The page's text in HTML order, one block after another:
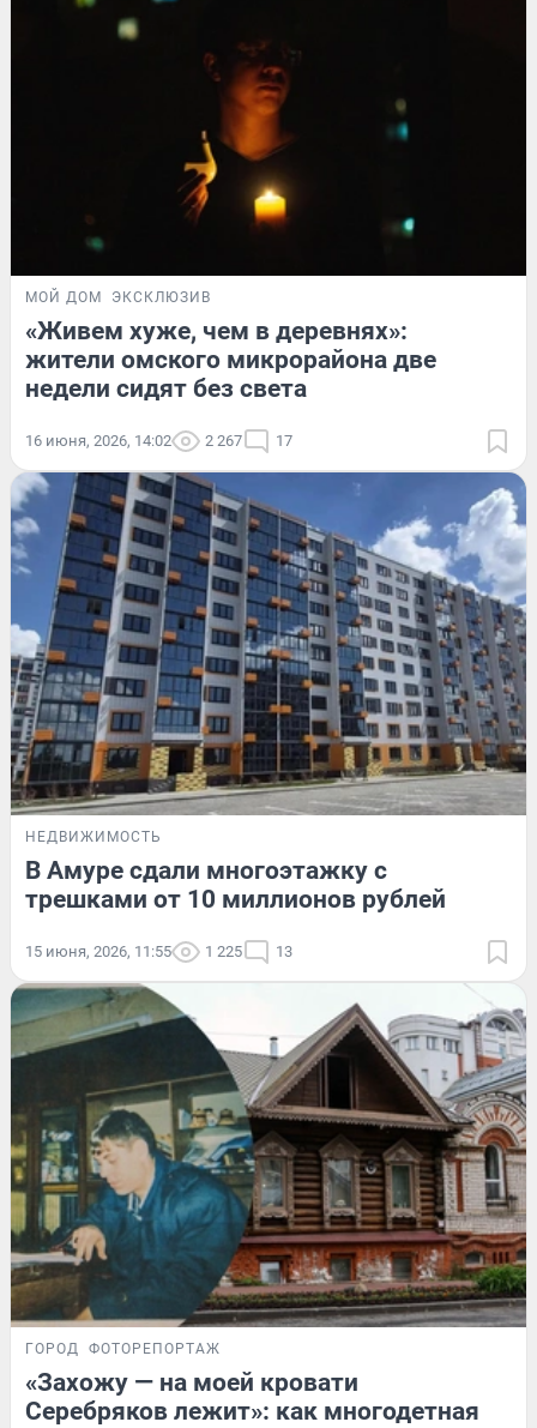
МОЙ ДОМ ЭКСКЛЮЗИВ
«Живем хуже, чем в деревнях»:
жители омского микрорайона две
недели сидят без света
16 июня, 2026, 14:02 2 267 17
НЕДВИЖИМОСТЬ
В Амуре сдали многоэтажку с
трешками от 10 миллионов рублей
15 июня, 2026, 11:55 1 225 13
ГОРОД ФОТОРЕПОРТАЖ
«Захожу — на моей кровати
Серебряков лежит»: как многодетная